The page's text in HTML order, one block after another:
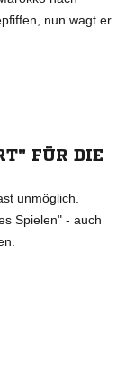
nun wagt er
FÜR DIE
unmöglich.
Spielen" - auch